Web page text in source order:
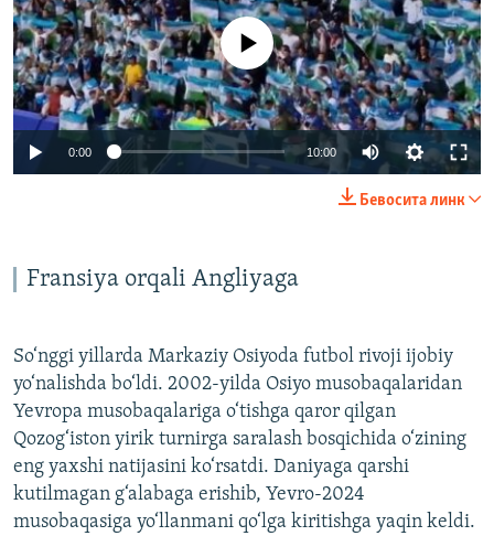
Айни дамда медиа-манба мавжуд эмас
0:00 10:00 Auto
Бевосита линк
Fransiya orqali Angliyaga
So‘nggi yillarda Markaziy Osiyoda futbol rivoji ijobiy
yo‘nalishda bo‘ldi. 2002-yilda Osiyo musobaqalaridan
Yevropa musobaqalariga o‘tishga qaror qilgan
Qozog‘iston yirik turnirga saralash bosqichida o‘zining
eng yaxshi natijasini ko‘rsatdi. Daniyaga qarshi
kutilmagan g‘alabaga erishib, Yevro-2024
musobaqasiga yo‘llanmani qo‘lga kiritishga yaqin keldi.